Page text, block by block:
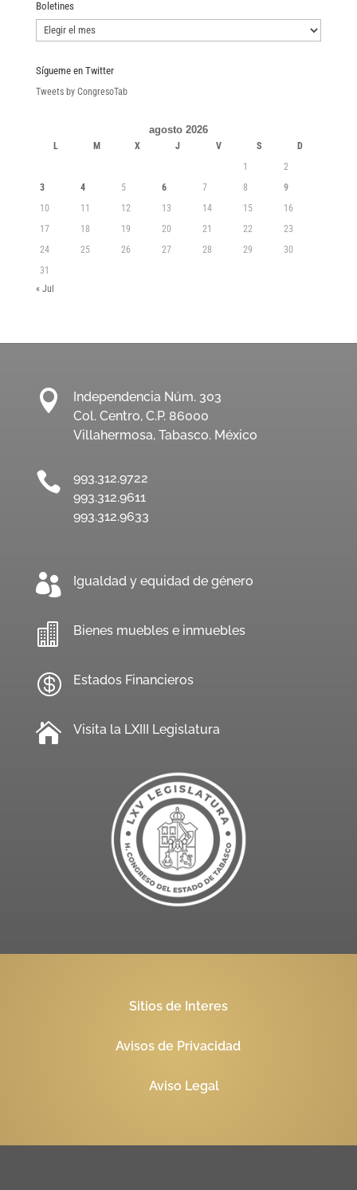
Boletines
Boletines
Sígueme en Twitter
Tweets by CongresoTab
agosto 2026
L M X J V S
D
1
2
3
4 5 6 7 8
9
10
11 12 13 14 15
16
17
18 19 20 21 22
23
24
25 26 27 28 29
30
31
« Jul

Independencia Núm. 303
Col. Centro, C.P. 86000
Villahermosa, Tabasco. México

993.312.9722
993.312.9611
993.312.9633
 Igualdad y equidad de género
 Bienes muebles e inmuebles
 Estados Financieros
 Visita la LXIII Legislatura
Sitios de Interes
Avisos de Privacidad
Aviso Legal